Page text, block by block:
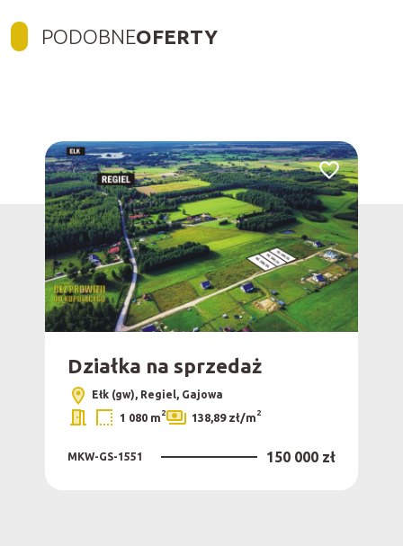
PODOBNEOFERTY
Dodaj do ulubionych Dodaj do
Działka na sprzedaż
Ełk (gw), Regiel, Gajowa
1 080 m2 138,89 zł/m2
MKW-GS-1551 150 000 zł